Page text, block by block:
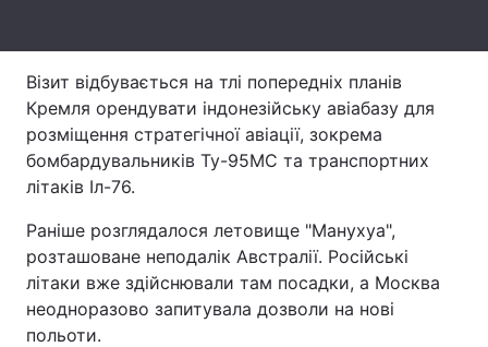
Тема оформлення
Візит відбувається на тлі попередніх планів
Кремля орендувати індонезійську авіабазу для
розміщення стратегічної авіації, зокрема
бомбардувальників Ту-95МС та транспортних
літаків Іл-76.
Раніше розглядалося летовище "Манухуа",
розташоване неподалік Австралії. Російські
літаки вже здійснювали там посадки, а Москва
неодноразово запитувала дозволи на нові
польоти.